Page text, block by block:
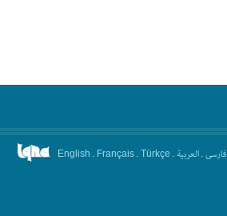
English . Français . Türkçe . العربیة . فارسی